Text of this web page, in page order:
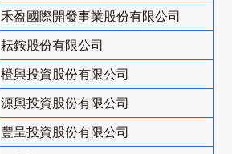
禾盈國際開發事業股份有限公司
耘銨股份有限公司
橙興投資股份有限公司
源興投資股份有限公司
豐呈投資股份有限公司